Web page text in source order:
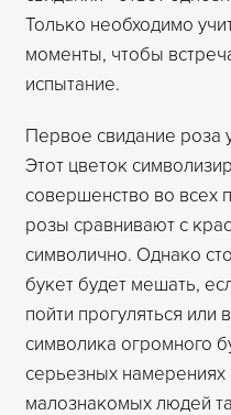
Только необходимо
моменты, чтобы
испытание.
Первое свидание роза
Этот цветок
совершенство во всех
розы сравнивают с
символично. Однако
букет будет мешать,
пойти прогуляться или
символика огромного
серьезных
малознакомых людей